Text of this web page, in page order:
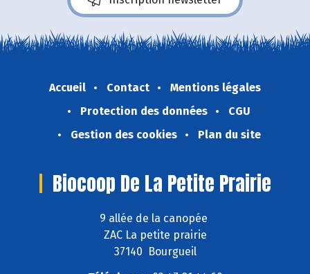
Accueil Contact
Mentions légales
Protection des données
CGU
Gestion des cookies
Plan du site
Biocoop De La Petite Prairie
9 allée de la canopée
ZAC La petite prairie
37140 Bourgueil